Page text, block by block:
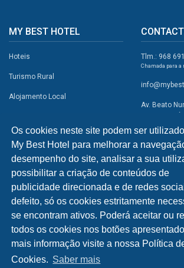
Os cookies neste site podem ser
My Best Hotel para melhorar a
desempenho do site, analisar a sua
possibilitar a criação de conteúdos de
publicidade direcionada e de redes
defeito, só os cookies estritamente
se encontram ativos. Poderá aceitar ou
todos os cookies nos botões
mais informação visite a nossa Política
Cookies. Saber mais
MY BEST HOTEL
Hoteis
Turismo Rural
Alojamento Local
Atividades
Restaurantes
A Visitar
INFORMAÇÕES
Tlm.: 968
Chamada para
Av. Beato
REDES